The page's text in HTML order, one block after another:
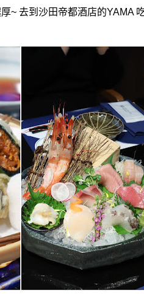
~ 去到沙田帝都酒店的YAMA